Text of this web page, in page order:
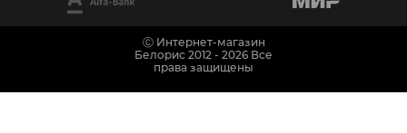
Ⓒ Интернет-магазин
Белорис 2012 - 2026 Все
права защищены